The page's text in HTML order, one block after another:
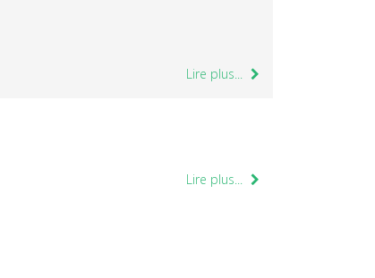
Lire plus...
Lire plus...